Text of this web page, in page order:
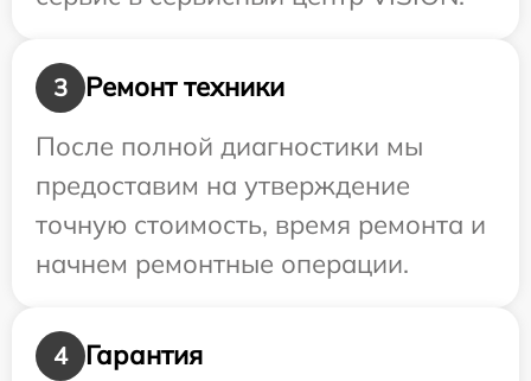
3
Ремонт техники
После полной диагностики мы
предоставим на утверждение
точную стоимость, время ремонта и
начнем ремонтные операции.
4
Гарантия